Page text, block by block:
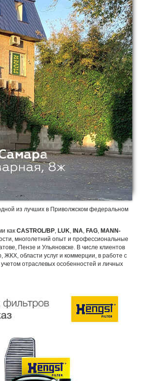
из лучших в Приволжском федеральном
какCASTROL/BP, LUK, INA, FAG, MANN-
многолетний опыт и профессиональные
Пензе и Ульяновске. В числе клиентов
области услуг и коммерции, в работе с
отраслевых особенностей и личных